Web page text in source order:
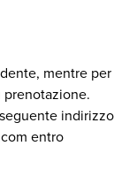
mentre per
prenotazione.
indirizzo
entro